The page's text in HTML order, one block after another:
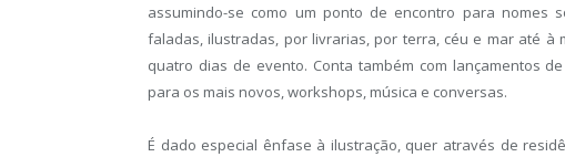
assumindo-se como um ponto de encontro para nomes
faladas, ilustradas, por livrarias, por terra, céu e mar até
quatro dias de evento. Conta também com lançamentos
para os mais novos, workshops, música e conversas.
É dado especial ênfase à ilustração, quer através de